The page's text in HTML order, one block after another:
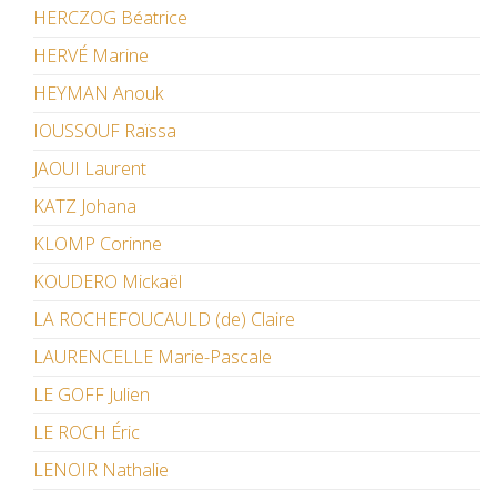
HERCZOG Béatrice
HERVÉ Marine
HEYMAN Anouk
IOUSSOUF Raïssa
JAOUI Laurent
KATZ Johana
KLOMP Corinne
KOUDERO Mickaël
LA ROCHEFOUCAULD (de) Claire
LAURENCELLE Marie-Pascale
LE GOFF Julien
LE ROCH Éric
LENOIR Nathalie